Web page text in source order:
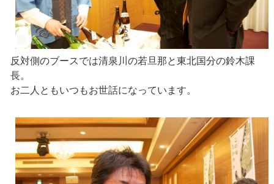
反対側のブースでは清泉川の若旦那と東北国分の鈴木課
長。
お二人ともいつもお世話になっています。